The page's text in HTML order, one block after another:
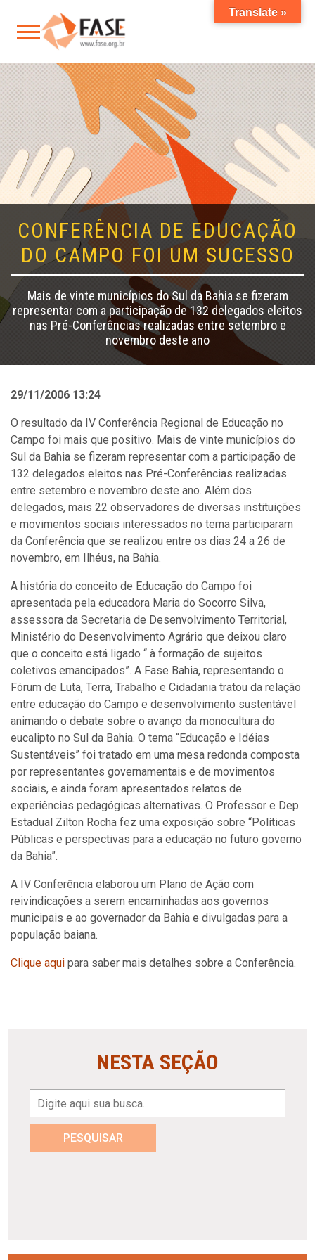
CONFERÊNCIA DE EDUCAÇÃO
DO CAMPO FOI UM SUCESSO
Mais de vinte municípios do Sul da Bahia se fizeram
representar com a participação de 132 delegados eleitos
nas Pré-Conferências realizadas entre setembro e
novembro deste ano
29/11/2006 13:24
O resultado da IV Conferência Regional de Educação no
Campo foi mais que positivo. Mais de vinte municípios do
Sul da Bahia se fizeram representar com a participação de
132 delegados eleitos nas Pré-Conferências realizadas
entre setembro e novembro deste ano. Além dos
delegados, mais 22 observadores de diversas instituições
e movimentos sociais interessados no tema participaram
da Conferência que se realizou entre os dias 24 a 26 de
novembro, em Ilhéus, na Bahia.
A história do conceito de Educação do Campo foi
apresentada pela educadora Maria do Socorro Silva,
assessora da Secretaria de Desenvolvimento Territorial,
Ministério do Desenvolvimento Agrário que deixou claro
que o conceito está ligado “ à formação de sujeitos
coletivos emancipados”. A Fase Bahia, representando o
Fórum de Luta, Terra, Trabalho e Cidadania tratou da relação
entre educação do Campo e desenvolvimento sustentável
animando o debate sobre o avanço da monocultura do
eucalipto no Sul da Bahia. O tema “Educação e Idéias
Sustentáveis” foi tratado em uma mesa redonda composta
por representantes governamentais e de movimentos
sociais, e ainda foram apresentados relatos de
experiências pedagógicas alternativas. O Professor e Dep.
Estadual Zilton Rocha fez uma exposição sobre “Políticas
Públicas e perspectivas para a educação no futuro governo
da Bahia”.
A IV Conferência elaborou um Plano de Ação com
reivindicações a serem encaminhadas aos governos
municipais e ao governador da Bahia e divulgadas para a
população baiana.
Clique aqui para saber mais detalhes sobre a Conferência.
NESTA SEÇÃO
PESQUISAR
Translate »